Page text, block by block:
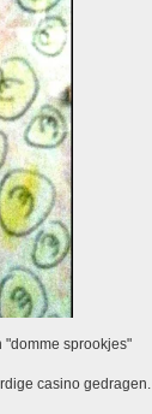
"domme sprookjes"
casino gedragen.